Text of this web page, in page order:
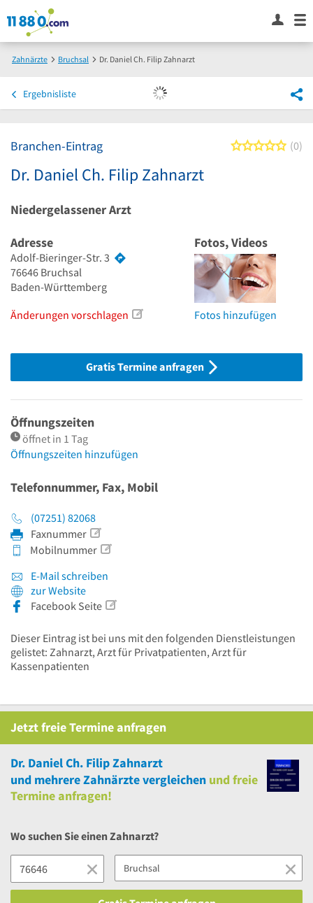
Zahnärzte Bruchsal Dr. Daniel Ch. Filip Zahnarzt
Ergebnisliste
Branchen-Eintrag 00
Dr. Daniel Ch. Filip Zahnarzt
Niedergelassener Arzt
Adresse
Adolf-Bieringer-Str. 3
76646 Bruchsal
Baden-Württemberg
Änderungen vorschlagen
Fotos, Videos
Fotos hinzufügen
Gratis Termine anfragen
Öffnungszeiten
öffnet in 1 Tag
Öffnungszeiten hinzufügen
Telefonnummer, Fax, Mobil
(07251) 82068
Faxnummer
Mobilnummer
E-Mail schreiben
zur Website
Facebook Seite
Dieser Eintrag ist bei uns mit den folgenden Dienstleistungen
gelistet: Zahnarzt, Arzt für Privatpatienten, Arzt für
Kassenpatienten
JetztfreieTermine anfragen
Dr. Daniel Ch. Filip Zahnarzt
und mehrereZahnärzte vergleichen undfreie
Termine anfragen!
Wo suchen Sie einen Zahnarzt?